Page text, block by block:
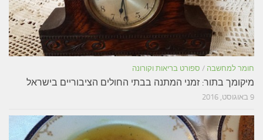
חומר למחשבה / ספורט בריאות וקורונה
מיקומך בתור: זמני המתנה בבתי החולים הציבוריים בישראל
9 באוגוסט, 2016